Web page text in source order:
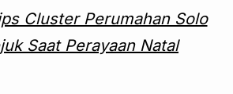
Cluster Perumahan Solo
Saat Perayaan Natal